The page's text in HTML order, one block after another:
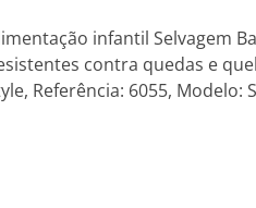
infantil Selvagem
contra quedas e
Referência: 6055, Modelo: